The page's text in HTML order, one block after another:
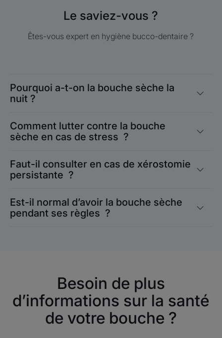
Le saviez-vous ?
Êtes-vous expert en hygiène bucco-dentaire ?
Pourquoi a-t-on la bouche sèche la
nuit ?
Comment lutter contre la bouche
sèche en cas de stress ?
Faut-il consulter en cas de xérostomie
persistante ?
Est-il normal d’avoir la bouche sèche
pendant ses règles ?
Besoin de plus
d’informations sur la santé
de votre bouche ?